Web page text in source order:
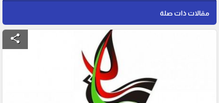
مقالات ذات صلة
share